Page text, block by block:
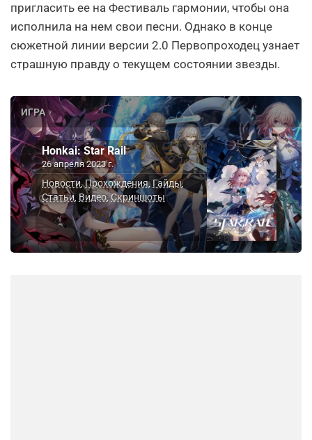
пригласить ее на Фестиваль гармонии, чтобы она
исполнила на нем свои песни. Однако в конце
сюжетной линии версии 2.0 Первопроходец узнает
страшную правду о текущем состоянии звезды.
ИГРА
Honkai: Star Rail
26 апреля 2023 г.
Новости,Прохождения, Гайды,
Статьи, Видео,Скриншоты